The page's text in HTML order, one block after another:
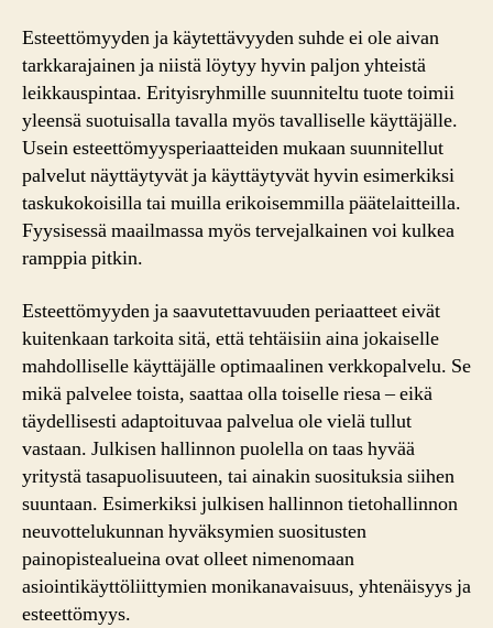
Esteettömyyden ja käytettävyyden suhde ei ole aivan
tarkkarajainen ja niistä löytyy hyvin paljon yhteistä
leikkauspintaa. Erityisryhmille suunniteltu tuote toimii
yleensä suotuisalla tavalla myös tavalliselle käyttäjälle.
Usein esteettömyysperiaatteiden mukaan suunnitellut
palvelut näyttäytyvät ja käyttäytyvät hyvin esimerkiksi
taskukokoisilla tai muilla erikoisemmilla päätelaitteilla.
Fyysisessä maailmassa myös tervejalkainen voi kulkea
ramppia pitkin.
Esteettömyyden ja saavutettavuuden periaatteet eivät
kuitenkaan tarkoita sitä, että tehtäisiin aina jokaiselle
mahdolliselle käyttäjälle optimaalinen verkkopalvelu. Se
mikä palvelee toista, saattaa olla toiselle riesa – eikä
täydellisesti adaptoituvaa palvelua ole vielä tullut
vastaan. Julkisen hallinnon puolella on taas hyvää
yritystä tasapuolisuuteen, tai ainakin suosituksia siihen
suuntaan. Esimerkiksi julkisen hallinnon tietohallinnon
neuvottelukunnan hyväksymien suositusten
painopistealueina ovat olleet nimenomaan
asiointikäyttöliittymien monikanavaisuus, yhtenäisyys ja
esteettömyys.